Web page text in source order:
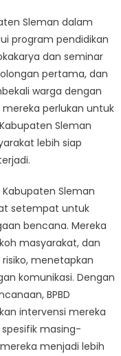
Sleman dalam
program pendidikan
dan seminar
pertama, dan
warga dengan
perlukan untuk
Sleman
lebih siap
Kabupaten Sleman
setempat untuk
bencana. Mereka
masyarakat, dan
menetapkan
komunikasi. Dengan
BPBD
intervensi mereka
masing-
menjadi lebih